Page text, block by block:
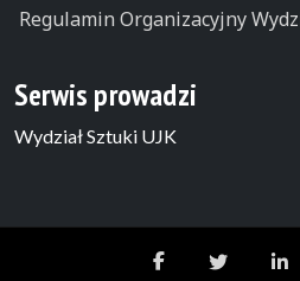
Regulamin Organizacyjny
Serwis prowadzi
Wydział Sztuki UJK